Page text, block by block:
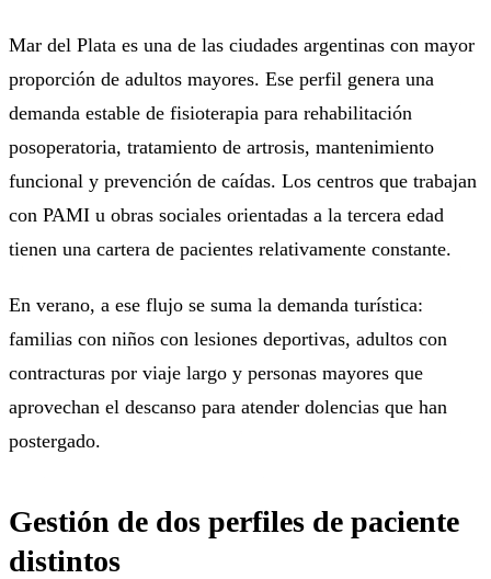
Mar del Plata es una de las ciudades argentinas con mayor
proporción de adultos mayores. Ese perfil genera una
demanda estable de fisioterapia para rehabilitación
posoperatoria, tratamiento de artrosis, mantenimiento
funcional y prevención de caídas. Los centros que trabajan
con PAMI u obras sociales orientadas a la tercera edad
tienen una cartera de pacientes relativamente constante.
En verano, a ese flujo se suma la demanda turística:
familias con niños con lesiones deportivas, adultos con
contracturas por viaje largo y personas mayores que
aprovechan el descanso para atender dolencias que han
postergado.
Gestión de dos perfiles de paciente
distintos